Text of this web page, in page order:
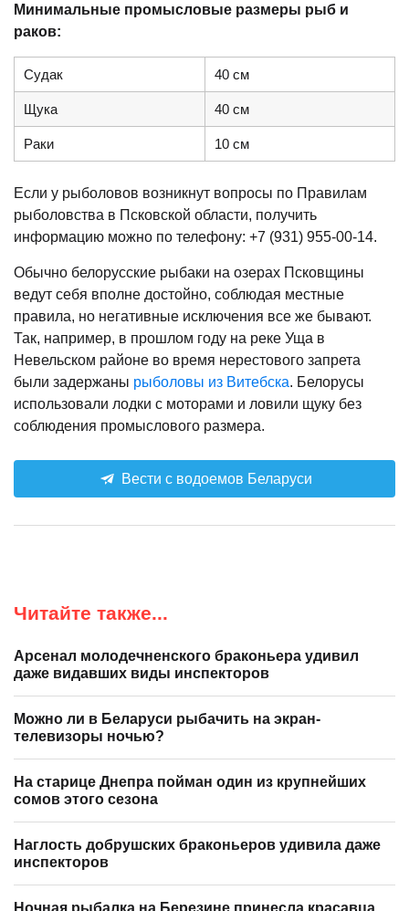
Минимальные промысловые размеры рыб и
раков:
Судак 40 см
Щука 40 см
Раки 10 см
Если у рыболовов возникнут вопросы по Правилам
рыболовства в Псковской области, получить
информацию можно по телефону: +7 (931) 955-00-14.
Обычно белорусские рыбаки на озерах Псковщины
ведут себя вполне достойно, соблюдая местные
правила, но негативные исключения все же бывают.
Так, например, в прошлом году на реке Уща в
Невельском районе во время нерестового запрета
были задержаны рыболовы из Витебска. Белорусы
использовали лодки с моторами и ловили щуку без
соблюдения промыслового размера.
Вести с водоемов Беларуси
Читайте также...
Арсенал молодечненского браконьера удивил
даже видавших виды инспекторов
Можно ли в Беларуси рыбачить на экран-
телевизоры ночью?
На старице Днепра пойман один из крупнейших
сомов этого сезона
Наглость добрушских браконьеров удивила даже
инспекторов
Ночная рыбалка на Березине принесла красавца